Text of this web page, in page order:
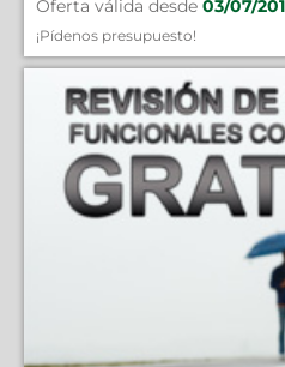
Oferta válida desde 03/07/
¡Pídenos presupuesto!